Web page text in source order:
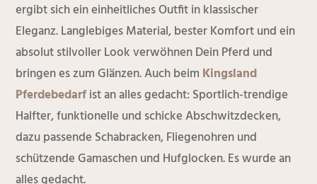
ergibt sich ein einheitliches Outfit in klassischer
Eleganz. Langlebiges Material, bester Komfort und ein
absolut stilvoller Look verwöhnen Dein Pferd und
bringen es zum Glänzen. Auch beim Kingsland
Pferdebedarfist an alles gedacht: Sportlich-trendige
Halfter, funktionelle und schicke Abschwitzdecken,
dazu passende Schabracken, Fliegenohren und
schützende Gamaschen und Hufglocken. Es wurde an